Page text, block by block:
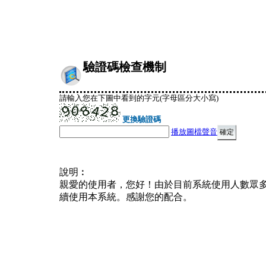
驗證碼檢查機制
請輸入您在下圖中看到的字元(字母區分大小寫)
更換驗證碼
播放圖檔聲音
說明︰
親愛的使用者，您好！由於目前系統使用人數眾
續使用本系統。感謝您的配合。